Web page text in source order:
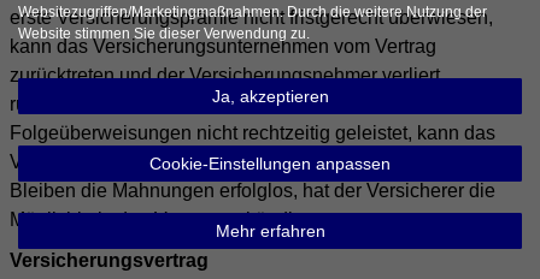
erste Versicherungsprämie nicht fristgerecht überwiesen,
kann das Versicherungsunternehmen vom Vertrag
zurücktreten und der Versicherungsnehmer verliert
rückwirkend seinen Versicherungsschutz. Werden
Folgeüberweisungen nicht rechtzeitig geleistet, kann das
Versicherungsunternehmen deren Zahlung anmahnen.
Bleiben die Mahnungen erfolglos, hat der Versicherer die
Möglichkeit, den Vertrag zu kündigen.
Versicherungsvertrag
Websitezugriffen/Marketingmaßnahmen. Durch die weitere Nutzung der
Website stimmen Sie dieser Verwendung zu.
Ja, akzeptieren
Cookie-Einstellungen anpassen
Mehr erfahren